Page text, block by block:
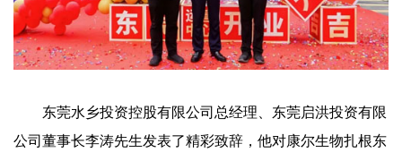
东莞水乡投资控股有限公司总经理、东莞启洪投资有限
公司董事长李涛先生发表了精彩致辞，他对康尔生物扎根东